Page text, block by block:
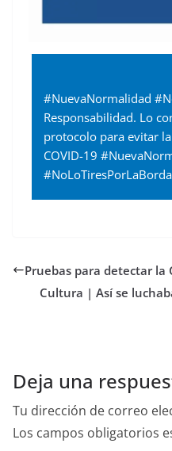
#NuevaNormalidad
Responsabilidad. Lo
protocolo para evitar
COVID-19
#NoLoTiresPorLaBorda
Pruebas para detectar la
Cultura | Así se
Deja una
Tu dirección de correo
Los campos obligatorios